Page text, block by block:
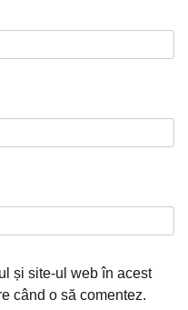
și site-ul web în acest
când o să comentez.